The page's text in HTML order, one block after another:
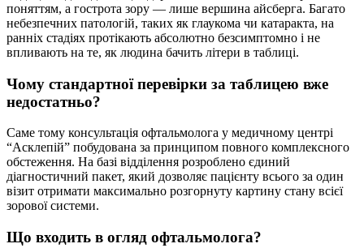
поняттям, а гострота зору — лише вершина айсберга. Багато
небезпечних патологій, таких як глаукома чи катаракта, на
ранніх стадіях протікають абсолютно безсимптомно і не
впливають на те, як людина бачить літери в таблиці.
Чому стандартної перевірки за таблицею вже
недостатньо?
Саме тому консультація офтальмолога у медичному центрі
“Асклепій” побудована за принципом повного комплексного
обстеження. На базі відділення розроблено єдиний
діагностичний пакет, який дозволяє пацієнту всього за один
візит отримати максимально розгорнуту картину стану всієї
зорової системи.
Що входить в огляд офтальмолога?